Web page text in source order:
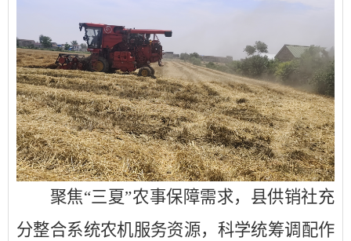
聚焦“三夏”农事保障需求，县供销社充
分整合系统农机服务资源，科学统筹调配作